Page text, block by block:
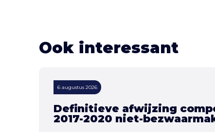
Ook interessant
6 augustus 2026
Definitieve afwijzing
2017-2020 niet-